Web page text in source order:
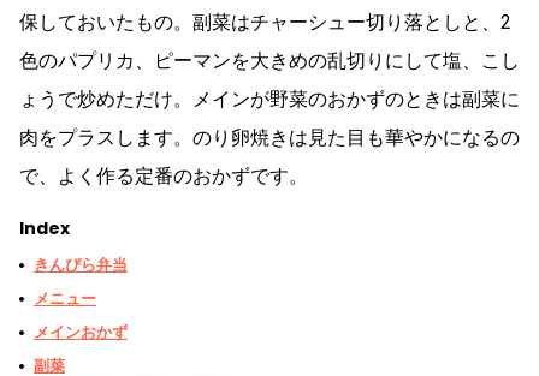
保しておいたもの。副菜はチャーシュー切り落としと、2
色のパプリカ、ピーマンを大きめの乱切りにして塩、こし
ょうで炒めただけ。メインが野菜のおかずのときは副菜に
肉をプラスします。のり卵焼きは見た目も華やかになるの
で、よく作る定番のおかずです。
Index
きんぴら弁当
メニュー
メインおかず
副菜